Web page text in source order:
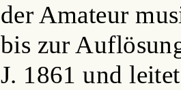
der Amateur
bis zur
J. 1861 und